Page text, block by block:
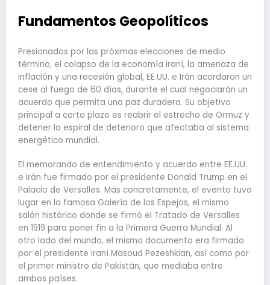
Fundamentos Geopolíticos
Presionados por las próximas elecciones de medio
término, el colapso de la economía iraní, la amenaza de
inflación y una recesión global, EE.UU. e Irán acordaron un
cese al fuego de 60 días, durante el cual negociarán un
acuerdo que permita una paz duradera. Su objetivo
principal a corto plazo es reabrir el estrecho de Ormuz y
detener la espiral de deterioro que afectaba al sistema
energético mundial.
El memorando de entendimiento y acuerdo entre EE.UU.
e Irán fue firmado por el presidente Donald Trump en el
Palacio de Versalles. Más concretamente, el evento tuvo
lugar en la famosa Galería de los Espejos, el mismo
salón histórico donde se firmó el Tratado de Versalles
en 1919 para poner fin a la Primera Guerra Mundial. Al
otro lado del mundo, el mismo documento era firmado
por el presidente iraní Masoud Pezeshkian, así como por
el primer ministro de Pakistán, que mediaba entre
ambos países.